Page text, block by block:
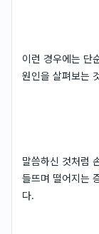
이런 경우에는 단
원인을 살펴보는
말씀하신 것처럼
들뜨며 떨어지는
다.